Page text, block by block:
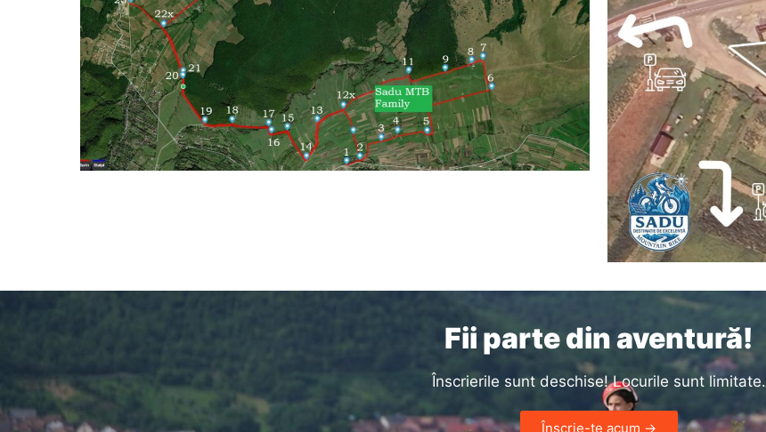
Fii parte din aventură!
Înscrierile sunt deschise! Locurile sunt limitate.
Înscrie-te acum →